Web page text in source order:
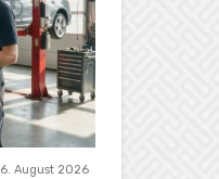
6. August 2026